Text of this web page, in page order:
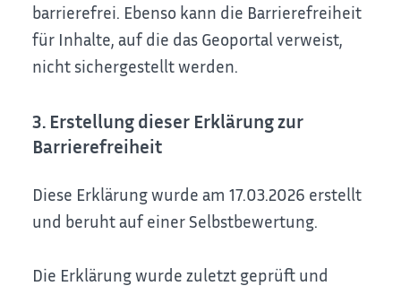
barrierefrei. Ebenso kann die Barrierefreiheit
für Inhalte, auf die das Geoportal verweist,
nicht sichergestellt werden.
3. Erstellung dieser Erklärung zur
Barrierefreiheit
Diese Erklärung wurde am 17.03.2026 erstellt
und beruht auf einer Selbstbewertung.
Die Erklärung wurde zuletzt geprüft und